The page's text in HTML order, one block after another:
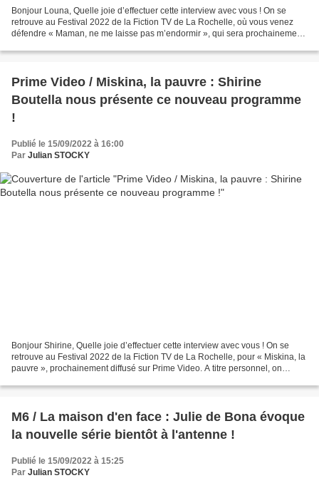
Bonjour Louna, Quelle joie d’effectuer cette interview avec vous ! On se
retrouve au Festival 2022 de la Fiction TV de La Rochelle, où vous venez
défendre « Maman, ne me laisse pas m’endormir », qui sera prochainement
Prime Video / Miskina, la pauvre : Shirine
Boutella nous présente ce nouveau programme
!
Publié le 15/09/2022 à 16:00
Par Julian STOCKY
Bonjour Shirine, Quelle joie d’effectuer cette interview avec vous ! On se
retrouve au Festival 2022 de la Fiction TV de La Rochelle, pour « Miskina, la
pauvre », prochainement diffusé sur Prime Video. A titre personnel, on
M6 / La maison d'en face : Julie de Bona évoque
la nouvelle série bientôt à l'antenne !
Publié le 15/09/2022 à 15:25
Par Julian STOCKY